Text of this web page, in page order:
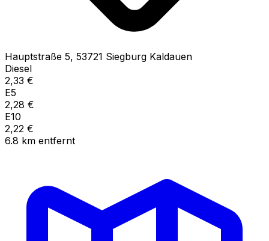
Hauptstraße 5, 53721 Siegburg Kaldauen
Diesel
2,33 €
E5
2,28 €
E10
2,22 €
6.8 km entfernt